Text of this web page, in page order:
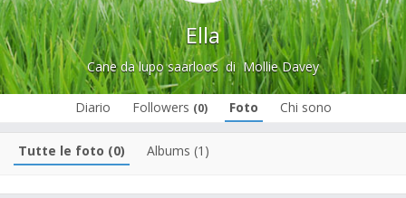
Ella
Cane da lupo saarloosdiMollie Davey
Diario Followers (0) Foto Chi sono
Tutte le foto (0) Albums (1)